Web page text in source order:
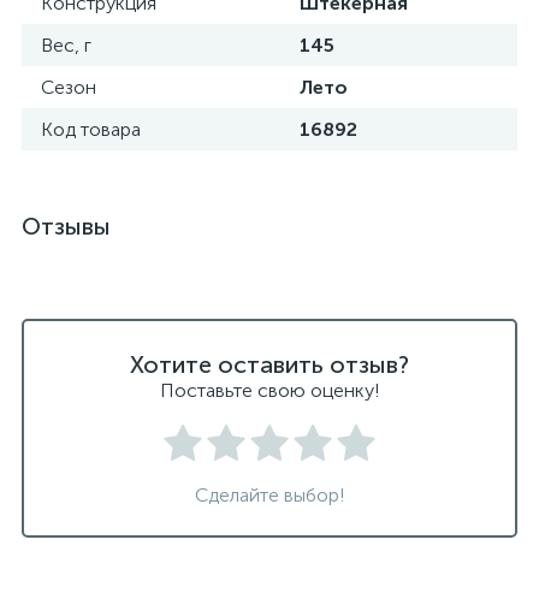
Вес, г
145
Сезон
Лето
Код товара
16892
Отзывы
Хотите оставить отзыв?
Поставьте свою оценку!
Сделайте выбор!